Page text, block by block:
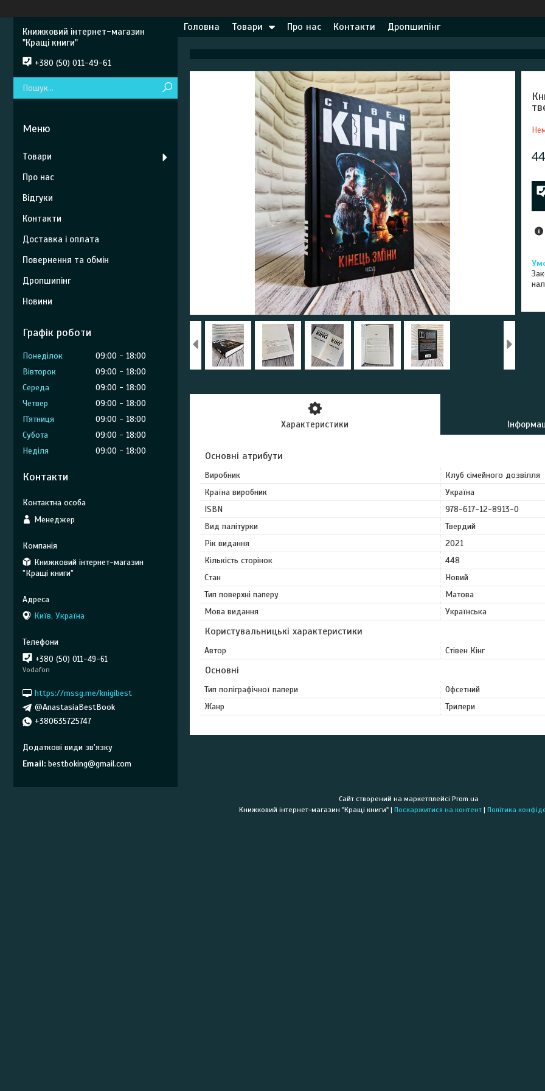
Головна Товари Про нас Контакти Дропшипінг
Характеристики
Основні атрибути
Виробник
Клуб сімейного дозвілля
Країна виробник
Україна
ISBN
978-617-12-8913-0
Вид палітурки
Твердий
Рік видання
2021
Кількість сторінок
448
Стан
Новий
Тип поверхні паперу
Матова
Мова видання
Українська
Користувальницькі характеристики
Автор Стівен Кінг
Основні
Тип поліграфічної папери
Офсетний
Жанр
Трилери
Книжковий інтернет-магазин
"Кращі книги"
+380 (50) 011-49-61
Товари
Про нас
Відгуки
Контакти
Доставка і оплата
Повернення та обмін
Дропшипінг
Новини
Графік роботи
Понеділок 09:00
18:00
Вівторок
09:00
18:00
Середа
09:00
18:00
Четвер
09:00
18:00
Пʼятниця
09:00
18:00
Субота
09:00
18:00
Неділя
09:00 18:00
Контакти
Менеджер
Книжковий інтернет-магазин
"Кращі книги"
Київ, Україна
+380 (50) 011-49-61
Vodafon
https://mssg.me/knigibest
@AnastasiaBestBook
+380635725747
Email bestboking@gmail.com
Сайт створений на маркетплейсі Prom.ua
Книжковий інтернет-магазин "Кращі книги" | Поскаржитися на контент | Політика